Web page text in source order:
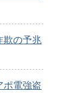
欺の予兆
ポ電強盗